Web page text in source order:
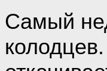
Самый